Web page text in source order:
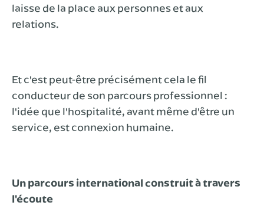
laisse de la place aux personnes et aux
relations.
Et c'est peut-être précisément cela le fil
conducteur de son parcours professionnel :
l'idée que l'hospitalité, avant même d'être un
service, est connexion humaine.
Un parcours international construit à travers
l'écoute